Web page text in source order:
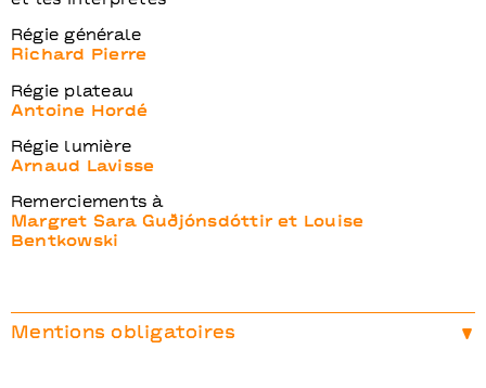
Régie générale
Richard Pierre
Régie plateau
Antoine Hordé
Régie lumière
Arnaud Lavisse
Remerciements à
Margret Sara Guðjónsdóttir et Louise
Bentkowski
Mentions obligatoires